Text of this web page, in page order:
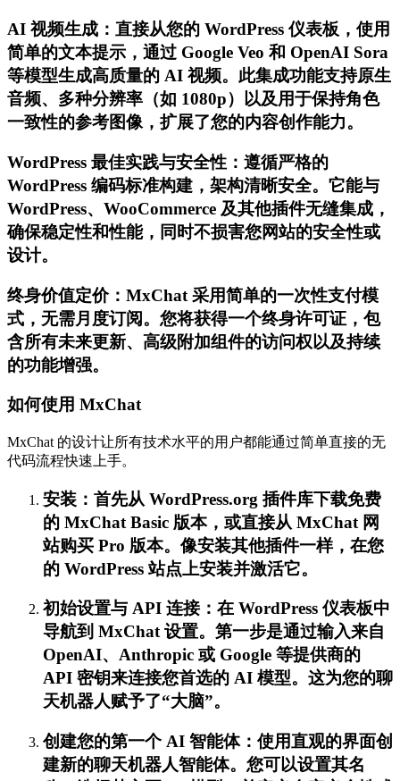
AI 视频生成：直接从您的 WordPress 仪表板，使用
简单的文本提示，通过 Google Veo 和 OpenAI Sora
等模型生成高质量的 AI 视频。此集成功能支持原生
音频、多种分辨率（如 1080p）以及用于保持角色
一致性的参考图像，扩展了您的内容创作能力。
WordPress 最佳实践与安全性：遵循严格的
WordPress 编码标准构建，架构清晰安全。它能与
WordPress、WooCommerce 及其他插件无缝集成，
确保稳定性和性能，同时不损害您网站的安全性或
设计。
终身价值定价：MxChat 采用简单的一次性支付模
式，无需月度订阅。您将获得一个终身许可证，包
含所有未来更新、高级附加组件的访问权以及持续
的功能增强。
如何使用 MxChat
MxChat 的设计让所有技术水平的用户都能通过简单直接的无
代码流程快速上手。
安装：首先从 WordPress.org 插件库下载免费
的 MxChat Basic 版本，或直接从 MxChat 网
站购买 Pro 版本。像安装其他插件一样，在您
的 WordPress 站点上安装并激活它。
初始设置与 API 连接：在 WordPress 仪表板中
导航到 MxChat 设置。第一步是通过输入来自
OpenAI、Anthropic 或 Google 等提供商的
API 密钥来连接您首选的 AI 模型。这为您的聊
天机器人赋予了“大脑”。
创建您的第一个 AI 智能体：使用直观的界面创
建新的聊天机器人智能体。您可以设置其名